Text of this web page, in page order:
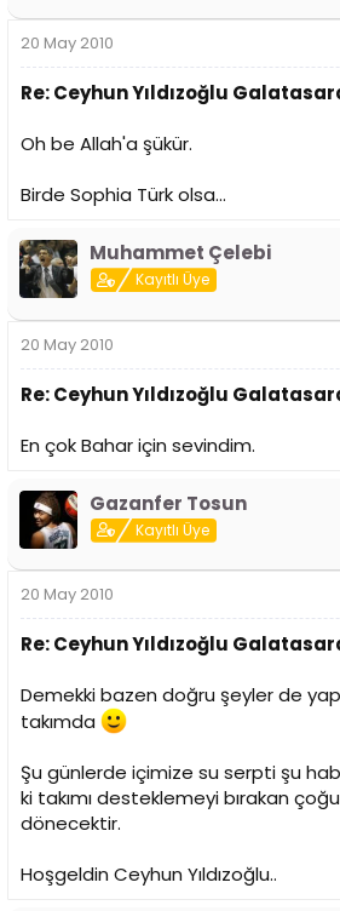
20 May 2010
Re: Ceyhun Yıldızoğlu
Oh be Allah'a şükür.
Birde Sophia Türk olsa...
Muhammet Çelebi
Kayıtlı Üye
20 May 2010
Re: Ceyhun Yıldızoğlu
En çok Bahar için sevindim.
Gazanfer Tosun
Kayıtlı Üye
20 May 2010
Re: Ceyhun Yıldızoğlu
Demekki bazen doğru şeyler de
takımda
Şu günlerde içimize su serpti şu
ki takımı desteklemeyi bırakan
dönecektir.
Hoşgeldin Ceyhun Yıldızoğlu..